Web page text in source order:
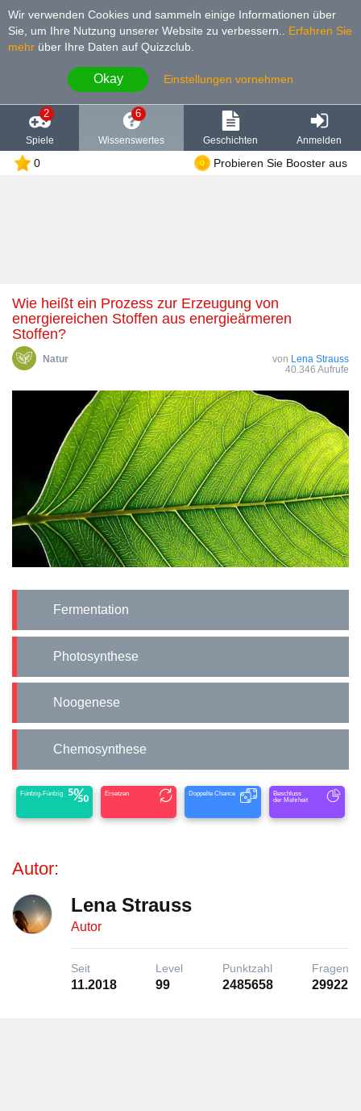
Wir verwenden Cookies und sammeln einige Informationen über
Sie, um Ihre Nutzung unserer Website zu verbessern.
Erfahren Sie
mehr über Ihre Daten auf Quizzclub.
Okay Einstellungen vornehmen
2
Spiele
6
Wissenswertes Geschichten Anmelden
0 Probieren Sie Booster aus
Wie heißt ein Prozess zur Erzeugung von
energiereichen Stoffen aus energieärmeren
Stoffen?
Natur von Lena Strauss
40.346 Aufrufe
Fermentation
Photosynthese
Noogenese
Chemosynthese
Fünfzig-Fünfzig Ersetzen Doppelte Chance
Beschluss
der Mehrheit
Autor:
Lena Strauss
Autor
Seit
11.2018
Level
99
Punktzahl
2485658
Fragen
29922